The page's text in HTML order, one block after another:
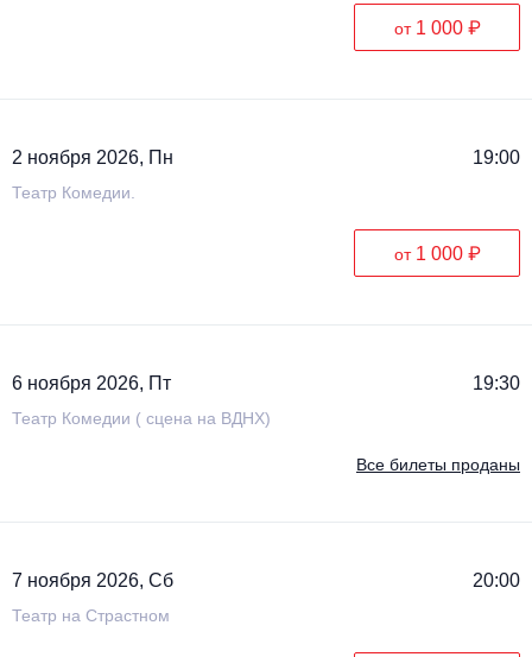
от 1 000 ₽
2 ноября 2026, Пн 19:00
Театр Комедии.
от 1 000 ₽
6 ноября 2026, Пт 19:30
Театр Комедии ( сцена на ВДНХ)
Все билеты проданы
7 ноября 2026, Сб 20:00
Театр на Страстном